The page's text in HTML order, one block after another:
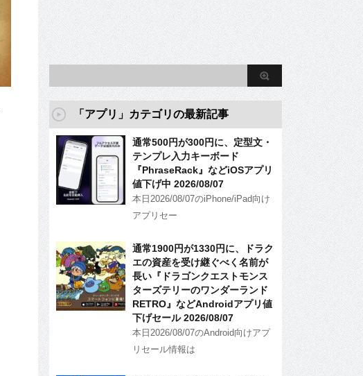
「アプリ」カテゴリの最新記事
通常500円が300円に、定型文・
テンプレ入力キーボード
『PhraseRack』などiOSアプリ
値下げ中 2026/08/07
本日2026/08/07のiPhone/iPad向け
アプリセー
通常1900円が1330円に、ドラク
エの資産を受け継ぐべく名前が
長い『ドラゴンクエストモンス
ターズテリーのワンダーランド
RETRO』などAndroidアプリ値
下げセール 2026/08/07
本日2026/08/07のAndroid向けアプ
リセール情報は